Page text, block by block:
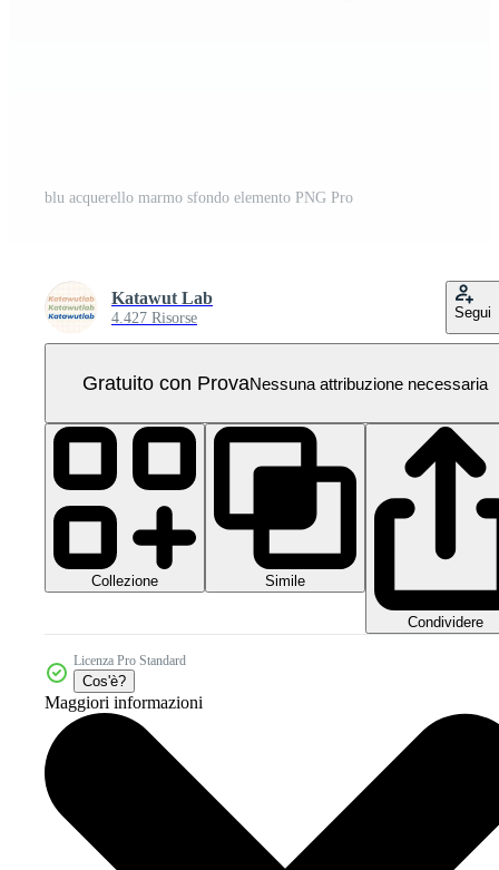
blu acquerello marmo sfondo elemento PNG Pro
Katawut Lab
4.427 Risorse Segui
Gratuito con ProvaNessuna attribuzione necessaria
Collezione Simile
Condividere
Licenza Pro Standard
Cos'è?
Maggiori informazioni